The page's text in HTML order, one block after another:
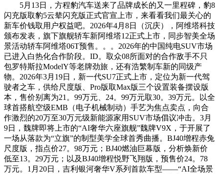
5月13日，方程豹汽车送来了品牌成长的又一里程碑，豹8
闪充版取豹5云辇闪充版正式官宣上市，来看看我们最关心的
新车价钱取用户权益吧。2026年4月8日（沉庆），阿维塔科技
颁布发表，旗下旗舰轿车新阿维塔12正式上市，同步智美全场
景活动轿车阿维塔06T预售。。。2026年的中国纯电SUV市场
已进入白热化合作阶段。ID。取众08所面对的合作敌手不只
包罗特斯拉ModelY等老牌劲旅，还有浩繁制车新的同级产
物。2026年3月19日，新一代SU7正式上市，定位为新一代驾
驶者之车，供给尺度版、Pro版取Max版三个设置装备摆设版
本，售价别离为21。99万元、24。99万元取30。39万元。以全
球首搭航空级EMB（电子机械制动）手艺为焦点卖点，向合
作激烈的20万至30万元级新能源家用SUV市场倡议冲击。3月
9日，魏牌即将上市的“AI奢华六座旗舰”魏牌V9X，于开展了
一场从落款为“立旗”的制型美学全球首秀曲播。BJ40增程赤兔
尺度版，指点价27。98万元；BJ40燃油巨幕版，分析焕新价
低至13。29万元；以及BJ40增程悦野飞翔版，预售价24。78
万元。1月20日，吉利银河奢华V系列首款车型——“AI全场景